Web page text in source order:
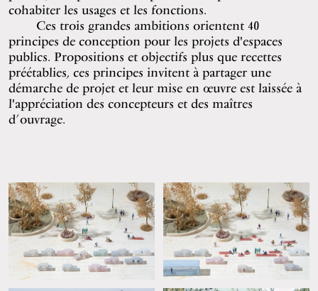
cohabiter les usages et les fonctions.
Ces trois grandes ambitions orientent 40
principes de conception pour les projets d'espaces
publics. Propositions et objectifs plus que recettes
préétablies, ces principes invitent à partager une
démarche de projet et leur mise en œuvre est laissée à
l'appréciation des concepteurs et des maîtres
d’ouvrage.